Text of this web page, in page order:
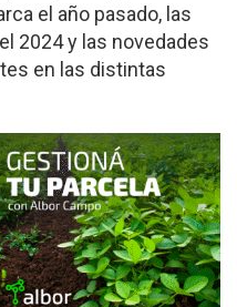
el año pasado, las
2024 y las novedades
en las distintas